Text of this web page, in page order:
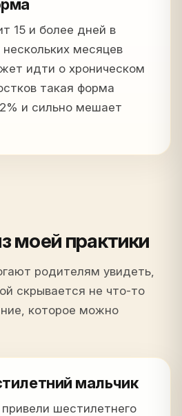
15 и более дней в
месяцев
идти о хроническом
такая форма
и сильно мешает
моей практики
родителям увидеть,
скрывается не что-то
которое можно
мальчик
шестилетнего